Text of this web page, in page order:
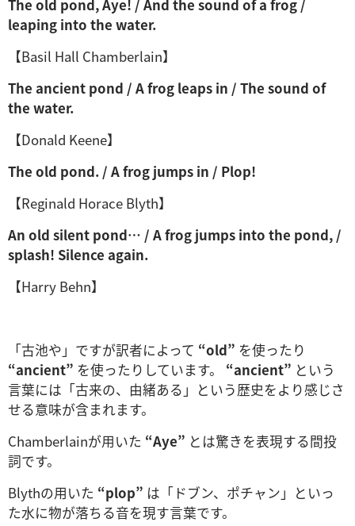
The old pond, Aye! / And the sound of a frog /
leaping into the water.
【Basil Hall Chamberlain】
The ancient pond / A frog leaps in / The sound of
the water.
【Donald Keene】
The old pond. / A frog jumps in / Plop!
【Reginald Horace Blyth】
An old silent pond… / A frog jumps into the pond, /
splash! Silence again.
【Harry Behn】
「古池や」ですが訳者によって “old” を使ったり
“ancient” を使ったりしています。 “ancient” という
言葉には「古来の、由緒ある」という歴史をより感じさ
せる意味が含まれます。
Chamberlainが用いた “Aye” とは驚きを表現する間投
詞です。
Blythの用いた “plop” は「ドブン、ポチャン」といっ
た水に物が落ちる音を現す言葉です。